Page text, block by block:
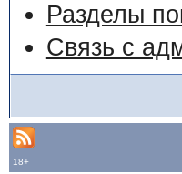
Разделы
Связь с
18+